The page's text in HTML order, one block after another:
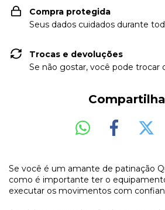
Compra protegida
Seus dados cuidados durante
Trocas e devoluções
Se não gostar, você pode trocar
Se você é um amante de patinação
como é importante ter o
executar os movimentos com